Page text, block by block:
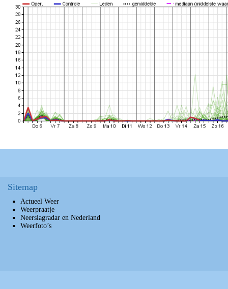
Sitemap
Actueel Weer
Weerpraatje
Neerslagradar en Nederland
Weerfoto’s